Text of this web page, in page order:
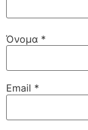
Όνομα *
Email *